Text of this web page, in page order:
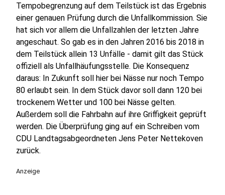
Tempobegrenzung auf dem Teilstück ist das Ergebnis
einer genauen Prüfung durch die Unfallkommission. Sie
hat sich vor allem die Unfallzahlen der letzten Jahre
angeschaut. So gab es in den Jahren 2016 bis 2018 in
dem Teilstück allein 13 Unfälle - damit gilt das Stück
offiziell als Unfallhäufungsstelle. Die Konsequenz
daraus: In Zukunft soll hier bei Nässe nur noch Tempo
80 erlaubt sein. In dem Stück davor soll dann 120 bei
trockenem Wetter und 100 bei Nässe gelten.
Außerdem soll die Fahrbahn auf ihre Griffigkeit geprüft
werden. Die Überprüfung ging auf ein Schreiben vom
CDU Landtagsabgeordneten Jens Peter Nettekoven
zurück.
Anzeige